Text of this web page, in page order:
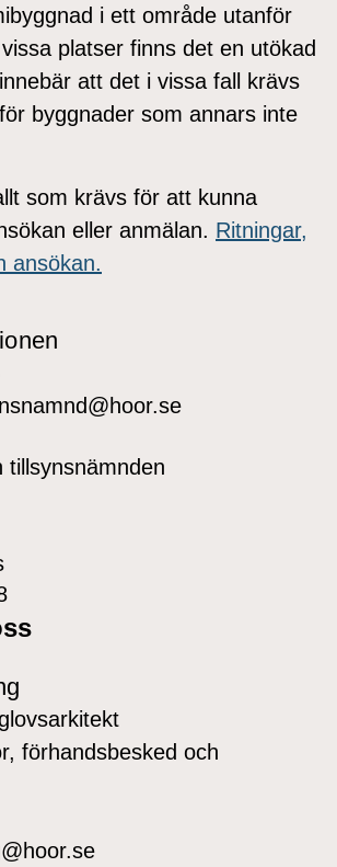
i ett område utanför
platser finns det en utökad
att det i vissa fall krävs
byggnader som annars inte
som krävs för att kunna
eller anmälan. Ritningar,
ansökan.
tillsynsnämnden
förhandsbesked och